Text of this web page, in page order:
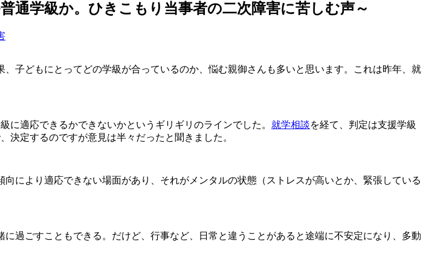
通学級か。ひきこもり当事者の二次障害に苦しむ声～
子どもにとってどの学級が合っているのか、悩む親御さんも多いと思います。これは昨年、就
適応できるかできないかというギリギリのラインでした。 就学相談を経て、判定は支援学級
決定するのですが意見は半々だったと聞きました。
により適応できない場面があり、それがメンタルの状態（ストレスが高いとか、緊張している
過ごすこともできる。だけど、行事など、日常と違うことがあると途端に不安定になり、多動